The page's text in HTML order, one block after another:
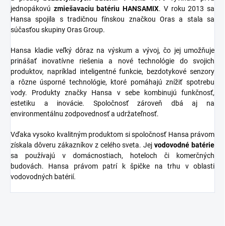
jednopákovú zmiešavaciu batériu HANSAMIX. V roku 2013 sa
Hansa spojila s tradičnou fínskou značkou Oras a stala sa
súčasťou skupiny Oras Group.
Hansa kladie veľký dôraz na výskum a vývoj, čo jej umožňuje
prinášať inovatívne riešenia a nové technológie do svojich
produktov, napríklad inteligentné funkcie, bezdotykové senzory
a rôzne úsporné technológie, ktoré pomáhajú znížiť spotrebu
vody. Produkty značky Hansa v sebe kombinujú funkčnosť,
estetiku a inovácie. Spoločnosť zároveň dbá aj na
environmentálnu zodpovednosť a udržateľnosť.
Vďaka vysoko kvalitným produktom si spoločnosť Hansa právom
získala dôveru zákazníkov z celého sveta. Jejvodovodné batérie
sa používajú v domácnostiach, hoteloch či komerčných
budovách. Hansa právom patrí k špičke na trhu v oblasti
vodovodných batérií.